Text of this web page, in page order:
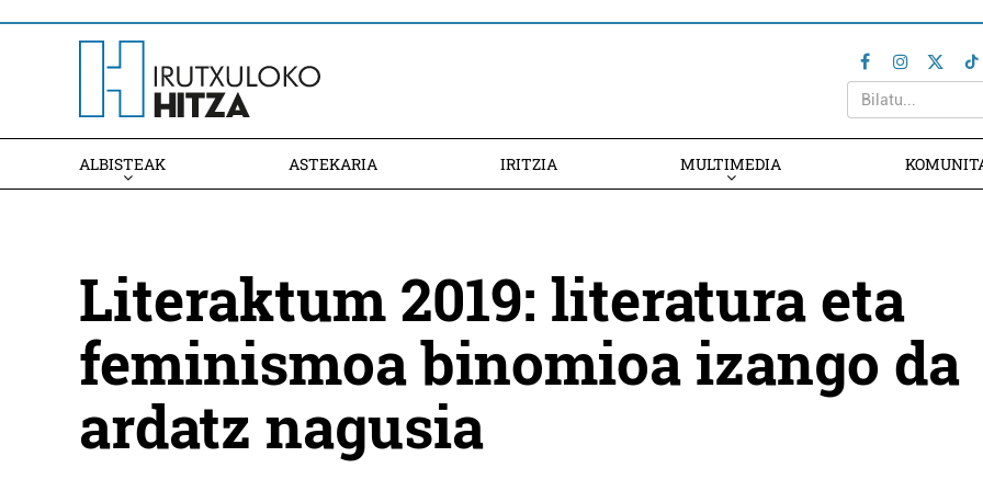
ALBISTEAK ASTEKARIA IRITZIA MULTIMEDIA
Literaktum 2019: literatura eta
feminismoa binomioa izango da
ardatz nagusia